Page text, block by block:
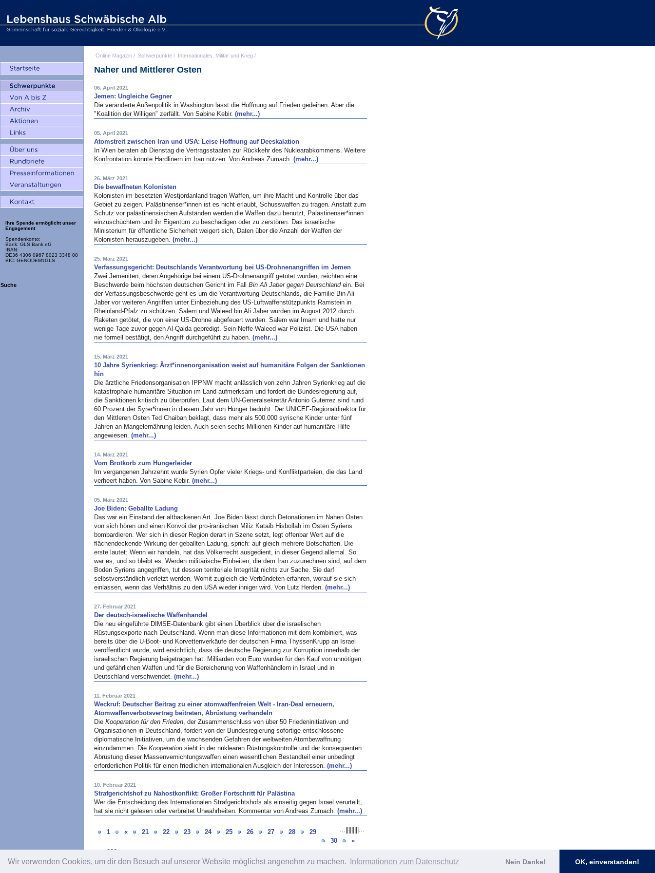
Wir verwenden Cookies, um dir den Besuch auf unserer Website möglichst angenehm zu machen. Informationen zum Datenschutz Nein Danke! OK, einverstanden!
Ihre Spende ermöglicht unser
Engagement
Spendenkonto:
Bank: GLS Bank eG
IBAN:
DE36 4306 0967 8023 3348 00
BIC: GENODEM1GLS
Suche
Online Magazin / Schwerpunkte / Internationales, Militär und Krieg /
Naher und Mittlerer Osten
06. April 2021
Jemen: Ungleiche Gegner
Die veränderte Außenpolitik in Washington lässt die Hoffnung auf Frieden gedeihen. Aber die
"Koalition der Willigen" zerfällt. Von Sabine Kebir. (mehr...)
05. April 2021
Atomstreit zwischen Iran und USA: Leise Hoffnung auf Deeskalation
In Wien beraten ab Dienstag die Vertragsstaaten zur Rückkehr des Nuklearabkommens. Weitere
Konfrontation könnte Hardlinern im Iran nützen. Von Andreas Zumach. (mehr...)
26. März 2021
Die bewaffneten Kolonisten
Kolonisten im besetzten Westjordanland tragen Waffen, um ihre Macht und Kontrolle über das
Gebiet zu zeigen. Palästinenser*innen ist es nicht erlaubt, Schusswaffen zu tragen. Anstatt zum
Schutz vor palästinensischen Aufständen werden die Waffen dazu benutzt, Palästinenser*innen
einzuschüchtern und ihr Eigentum zu beschädigen oder zu zerstören. Das israelische
Ministerium für öffentliche Sicherheit weigert sich, Daten über die Anzahl der Waffen der
Kolonisten herauszugeben. (mehr...)
25. März 2021
Verfassungsgericht: Deutschlands Verantwortung bei US-Drohnenangriffen im Jemen
Zwei Jemeniten, deren Angehörige bei einem US-Drohnenangriff getötet wurden, reichten eine
Beschwerde beim höchsten deutschen Gericht im Fall Bin Ali Jaber gegen Deutschlandein. Bei
der Verfassungsbeschwerde geht es um die Verantwortung Deutschlands, die Familie Bin Ali
Jaber vor weiteren Angriffen unter Einbeziehung des US-Luftwaffenstützpunkts Ramstein in
Rheinland-Pfalz zu schützen. Salem und Waleed bin Ali Jaber wurden im August 2012 durch
Raketen getötet, die von einer US-Drohne abgefeuert wurden. Salem war Imam und hatte nur
wenige Tage zuvor gegen Al-Qaida gepredigt. Sein Neffe Waleed war Polizist. Die USA haben
nie formell bestätigt, den Angriff durchgeführt zu haben. (mehr...)
15. März 2021
10 Jahre Syrienkrieg: Ärzt*innenorganisation weist auf humanitäre Folgen der Sanktionen
hin
Die ärztliche Friedensorganisation IPPNW macht anlässlich von zehn Jahren Syrienkrieg auf die
katastrophale humanitäre Situation im Land aufmerksam und fordert die Bundesregierung auf,
die Sanktionen kritisch zu überprüfen. Laut dem UN-Generalsekretär Antonio Guterrez sind rund
60 Prozent der Syrer*innen in diesem Jahr von Hunger bedroht. Der UNICEF-Regionaldirektor für
den Mittleren Osten Ted Chaiban beklagt, dass mehr als 500.000 syrische Kinder unter fünf
Jahren an Mangelernährung leiden. Auch seien sechs Millionen Kinder auf humanitäre Hilfe
angewiesen. (mehr...)
14. März 2021
Vom Brotkorb zum Hungerleider
Im vergangenen Jahrzehnt wurde Syrien Opfer vieler Kriegs- und Konfliktparteien, die das Land
verheert haben. Von Sabine Kebir. (mehr...)
05. März 2021
Joe Biden: Geballte Ladung
Das war ein Einstand der altbackenen Art. Joe Biden lässt durch Detonationen im Nahen Osten
von sich hören und einen Konvoi der pro-iranischen Miliz Kataib Hisbollah im Osten Syriens
bombardieren. Wer sich in dieser Region derart in Szene setzt, legt offenbar Wert auf die
flächendeckende Wirkung der geballten Ladung, sprich: auf gleich mehrere Botschaften. Die
erste lautet: Wenn wir handeln, hat das Völkerrecht ausgedient, in dieser Gegend allemal. So
war es, und so bleibt es. Werden militärische Einheiten, die dem Iran zuzurechnen sind, auf dem
Boden Syriens angegriffen, tut dessen territoriale Integrität nichts zur Sache. Sie darf
selbstverständlich verletzt werden. Womit zugleich die Verbündeten erfahren, worauf sie sich
einlassen, wenn das Verhältnis zu den USA wieder inniger wird. Von Lutz Herden. (mehr...)
27. Februar 2021
Der deutsch-israelische Waffenhandel
Die neu eingeführte DIMSE-Datenbank gibt einen Überblick über die israelischen
Rüstungsexporte nach Deutschland. Wenn man diese Informationen mit dem kombiniert, was
bereits über die U-Boot- und Korvettenverkäufe der deutschen Firma ThyssenKrupp an Israel
veröffentlicht wurde, wird ersichtlich, dass die deutsche Regierung zur Korruption innerhalb der
israelischen Regierung beigetragen hat. Milliarden von Euro wurden für den Kauf von unnötigen
und gefährlichen Waffen und für die Bereicherung von Waffenhändlern in Israel und in
Deutschland verschwendet. (mehr...)
11. Februar 2021
Weckruf: Deutscher Beitrag zu einer atomwaffenfreien Welt - Iran-Deal erneuern,
Atomwaffenverbotsvertrag beitreten, Abrüstung verhandeln
Die Kooperation für den Frieden, der Zusammenschluss von über 50 Friedeninitiativen und
Organisationen in Deutschland, fordert von der Bundesregierung sofortige entschlossene
diplomatische Initiativen, um die wachsenden Gefahren der weltweiten Atombewaffnung
einzudämmen. Die Kooperation sieht in der nuklearen Rüstungskontrolle und der konsequenten
Abrüstung dieser Massenvernichtungswaffen einen wesentlichen Bestandteil einer unbedingt
erforderlichen Politik für einen friedlichen internationalen Ausgleich der Interessen. (mehr...)
10. Februar 2021
Strafgerichtshof zu Nahostkonflikt: Großer Fortschritt für Palästina
Wer die Entscheidung des Internationalen Strafgerichtshofs als einseitig gegen Israel verurteilt,
hat sie nicht gelesen oder verbreitet Unwahrheiten. Kommentar von Andreas Zumach. (mehr...)
1 ...
« 21 22 23 24 25 26 27 28 29
30
»
...
282
Impressum /Datenschutz